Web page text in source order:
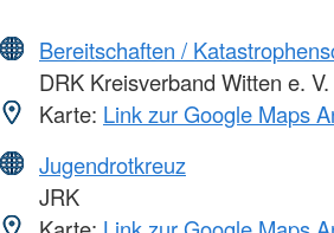
Bereitschaften /
DRK Kreisverband Witten e. V.
Karte: Link zur Google Maps
Jugendrotkreuz
JRK